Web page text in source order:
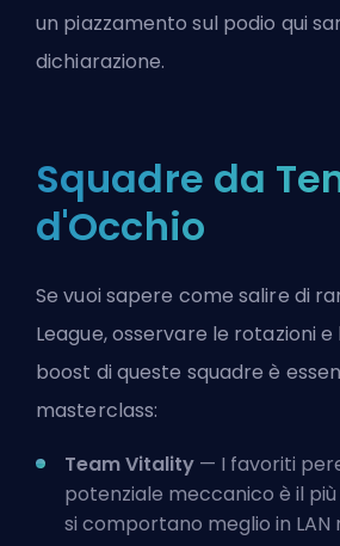
un piazzamento sul podio qui
dichiarazione.
Squadre da
d'Occhio
Se vuoi sapere come salire di
League, osservare le rotazioni
boost di queste squadre è
masterclass:
Team Vitality — I favoriti
potenziale meccanico è il
si comportano meglio in LAN